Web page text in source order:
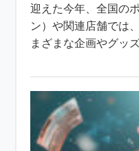
迎えた今年、全国の
ン）や関連店舗では
まざまな企画やグッ